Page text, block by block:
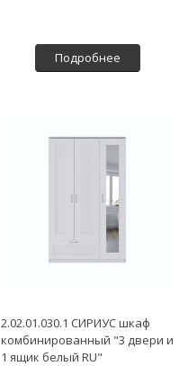
Подробнее
2.02.01.030.1 СИРИУС шкаф
комбинированный "3 двери и
1 ящик белый RU"